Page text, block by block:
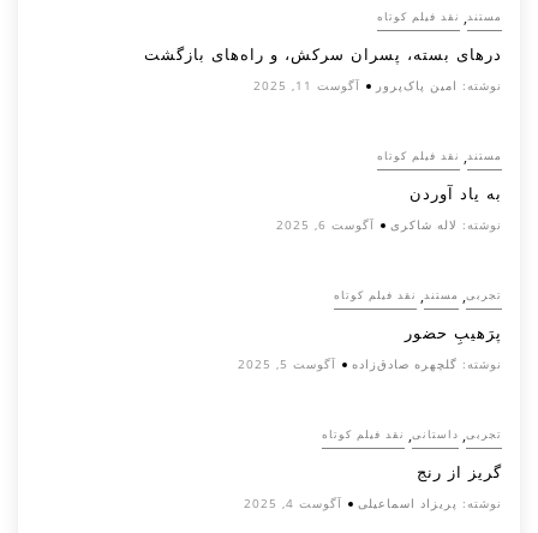
مستند, نقد فیلم کوتاه
درهای بسته، پسران سرکش، و راه‌های بازگشت
نوشته: امین پاک‌پرور آگوست 11, 2025
مستند, نقد فیلم کوتاه
به یاد آوردن
نوشته: لاله شاکری آگوست 6, 2025
تجربی, مستند, نقد فیلم کوتاه
پرَهیب‌ِ حضور
نوشته: گلچهره صادق‌زاده آگوست 5, 2025
تجربی, داستانی, نقد فیلم کوتاه
گریز از رنج
نوشته: پریزاد اسماعیلی آگوست 4, 2025